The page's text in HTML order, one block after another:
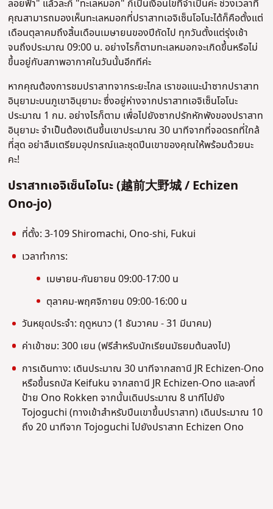
ลอยฟ้า" แล้วละก็ "ทะเลหมอก" ก็เป็นเงื่อนไขที่จำเป็นค่ะ ช่วงเวลาที่
คุณสามารถมองเห็นทะเลหมอกที่ปราสาทเอจิเซ็นโอโนะได้ก็คือตั้งแต่
เดือนตุลาคมถึงสิ้นเดือนเมษายนของปีถัดไป ทุกวันตั้งแต่รุ่งเช้า
จนถึงประมาณ 09:00 น. อย่างไรก็ตามทะเลหมอกจะเกิดขึ้นหรือไม่
ขึ้นอยู่กับสภาพอากาศในวันนั้นอีกทีค่ะ
หากคุณต้องการชมปราสาทจากระยะไกล เราขอแนะนำซากปราสาท
อินุยามะบนภูเขาอินุยามะ ซึ่งอยู่ห่างจากปราสาทเอจิเซ็นโอโนะ
ประมาณ 1 กม. อย่างไรก็ตาม เพื่อไปยังซากปรักหักพังของปราสาท
อินุยามะ จำเป็นต้องเดินขึ้นเขาประมาณ 30 นาทีจากที่จอดรถที่ใกล้
ที่สุด อย่าลืมเตรียมอุปกรณ์และชุดปีนเขาของคุณให้พร้อมด้วยนะ
คะ!
ปราสาทเอจิเซ็นโอโนะ (越前大野城 / Echizen
Ono-jo)
ที่ตั้ง: 3-109 Shiromachi, Ono-shi, Fukui
เวลาทำการ:
เมษายน-กันยายน 09:00-17:00 น
ตุลาคม-พฤศจิกายน 09:00-16:00 น
วันหยุดประจำ: ฤดูหนาว (1 ธันวาคม - 31 มีนาคม)
ค่าเข้าชม: 300 เยน (ฟรีสำหรับนักเรียนมัธยมต้นลงไป)
การเดินทาง: เดินประมาณ 30 นาทีจากสถานี JR Echizen-Ono
หรือขึ้นรถบัส Keifuku จากสถานี JR Echizen-Ono และลงที่
ป้าย Ono Rokken จากนั้นเดินประมาณ 8 นาทีไปยัง
Tojoguchi (ทางเข้าสำหรับปีนเขาขึ้นปราสาท) เดินประมาณ 10
ถึง 20 นาทีจาก Tojoguchi ไปยังปราสาท Echizen Ono